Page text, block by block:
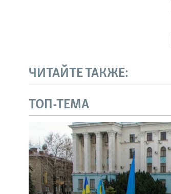
ЧИТАЙТЕ ТАКЖЕ:
ТОП-ТЕМА